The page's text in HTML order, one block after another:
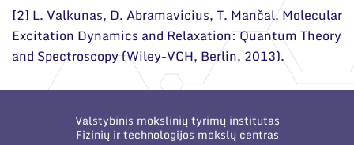
Darbuotojams
Nuorodos
Narystė nacionalinėse ir tarptautinėse
organizacijose bei asociacijose
Tarptautinė patarėjų taryba
Mokslininkai emeritai
Administracija
Darbuotojų kontaktai
[2] L. Valkunas, D. Abramavicius, T. Mančal, Molecular
Excitation Dynamics and Relaxation: Quantum Theory
and Spectroscopy (Wiley-VCH, Berlin, 2013).
Valstybinis mokslinių tyrimų institutas
Fizinių ir technologijos mokslų centras